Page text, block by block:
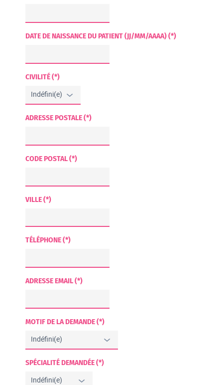
DATE DE NAISSANCE DU PATIENT (JJ/MM/AAAA) (*)
CIVILITÉ (*)
ADRESSE POSTALE (*)
CODE POSTAL (*)
VILLE (*)
TÉLÉPHONE (*)
ADRESSE EMAIL (*)
MOTIF DE LA DEMANDE (*)
SPÉCIALITÉ DEMANDÉE (*)